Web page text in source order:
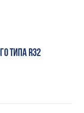
ТИПА R32